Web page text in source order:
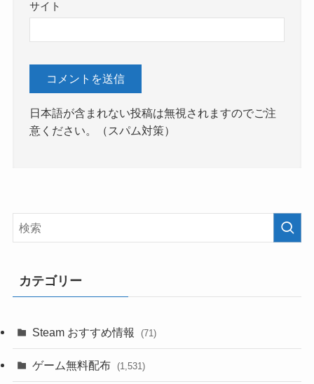
サイト
日本語が含まれない投稿は無視されますのでご注
意ください。（スパム対策）
カテゴリー
Steam おすすめ情報 (71)
ゲーム無料配布 (1,531)